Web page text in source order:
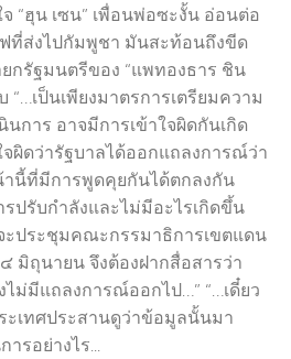
“ฮุน เซน” เพื่อนพ่อซะงั้น อ่อนต่อ
ฟที่ส่งไปกัมพูชา มันสะท้อนถึงขีด
กรัฐมนตรีของ “แพทองธาร ชิน
เป็นเพียงมาตรการเตรียมความ
นการ อาจมีการเข้าใจผิดกันเกิด
ผิดว่ารัฐบาลได้ออกแถลงการณ์ว่า
นี้ที่มีการพูดคุยกันได้ตกลงกัน
รปรับกำลังและไม่มีอะไรเกิดขึ้น
ะประชุมคณะกรรมาธิการเขตแดน
มิถุนายน จึงต้องฝากสื่อสารว่า
ไม่มีแถลงการณ์ออกไป…” “…เดี๋ยว
ะเทศประสานดูว่าข้อมูลนั้นมา
ารอย่างไร...